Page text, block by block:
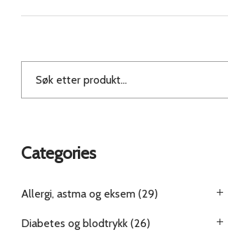
Categories
Allergi, astma og eksem (29)
Diabetes og blodtrykk (26)